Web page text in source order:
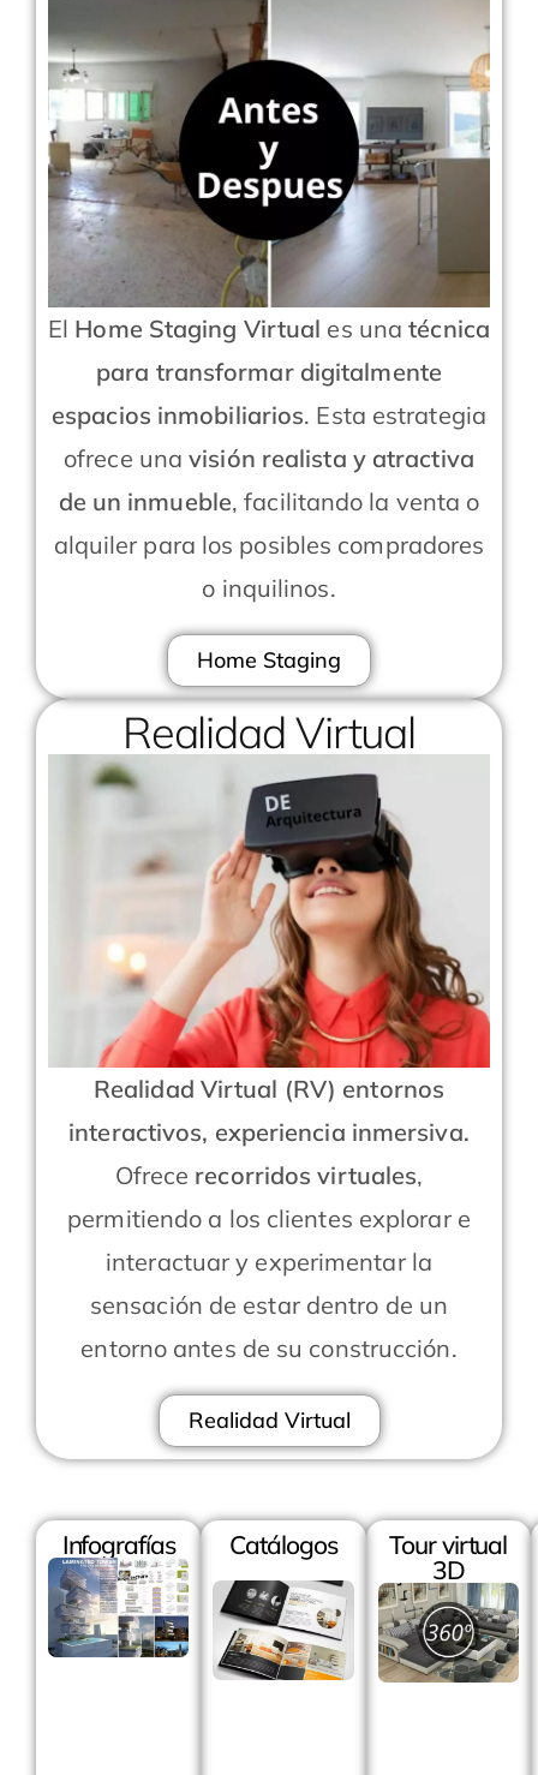
El Home Staging Virtual es unatécnica
para transformar digitalmente
espacios inmobiliarios. Esta estrategia
ofrece una visión realista y atractiva
de un inmueble, facilitando la venta o
alquiler para los posibles compradores
o inquilinos.
Home Staging
Realidad Virtual
Realidad Virtual (RV) entornos
interactivos, experiencia inmersiva.
Ofrece recorridos virtuales,
permitiendo a los clientes explorar e
interactuar y experimentar la
sensación de estar dentro de un
entorno antes de su construcción.
Realidad Virtual
Infografías Catálogos
Tour virtual
3D